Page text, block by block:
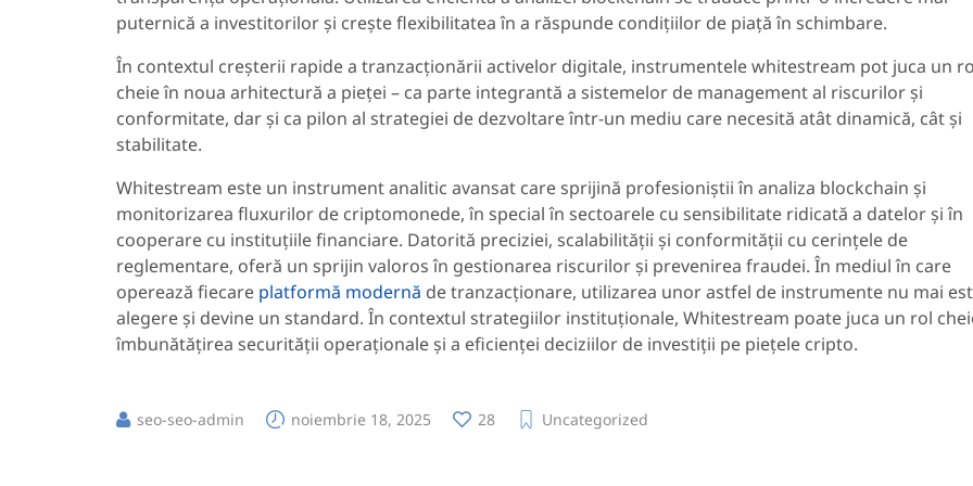
puternică a investitorilor și crește flexibilitatea în a răspunde condițiilor de piață în schimbare.
În contextul creșterii rapide a tranzacționării activelor digitale, instrumentele whitestream pot juca un
cheie în noua arhitectură a pieței – ca parte integrantă a sistemelor de management al riscurilor și
conformitate, dar și ca pilon al strategiei de dezvoltare într-un mediu care necesită atât dinamică, cât și
stabilitate.
Whitestream este un instrument analitic avansat care sprijină profesioniștii în analiza blockchain și
monitorizarea fluxurilor de criptomonede, în special în sectoarele cu sensibilitate ridicată a datelor și în
cooperare cu instituțiile financiare. Datorită preciziei, scalabilității și conformității cu cerințele de
reglementare, oferă un sprijin valoros în gestionarea riscurilor și prevenirea fraudei. În mediul în care
operează fiecare platformă modernă de tranzacționare, utilizarea unor astfel de instrumente nu mai
alegere și devine un standard. În contextul strategiilor instituționale, Whitestream poate juca un rol
îmbunătățirea securității operaționale și a eficienței deciziilor de investiții pe piețele cripto.
seo-seo-admin noiembrie 18, 2025 28 Uncategorized